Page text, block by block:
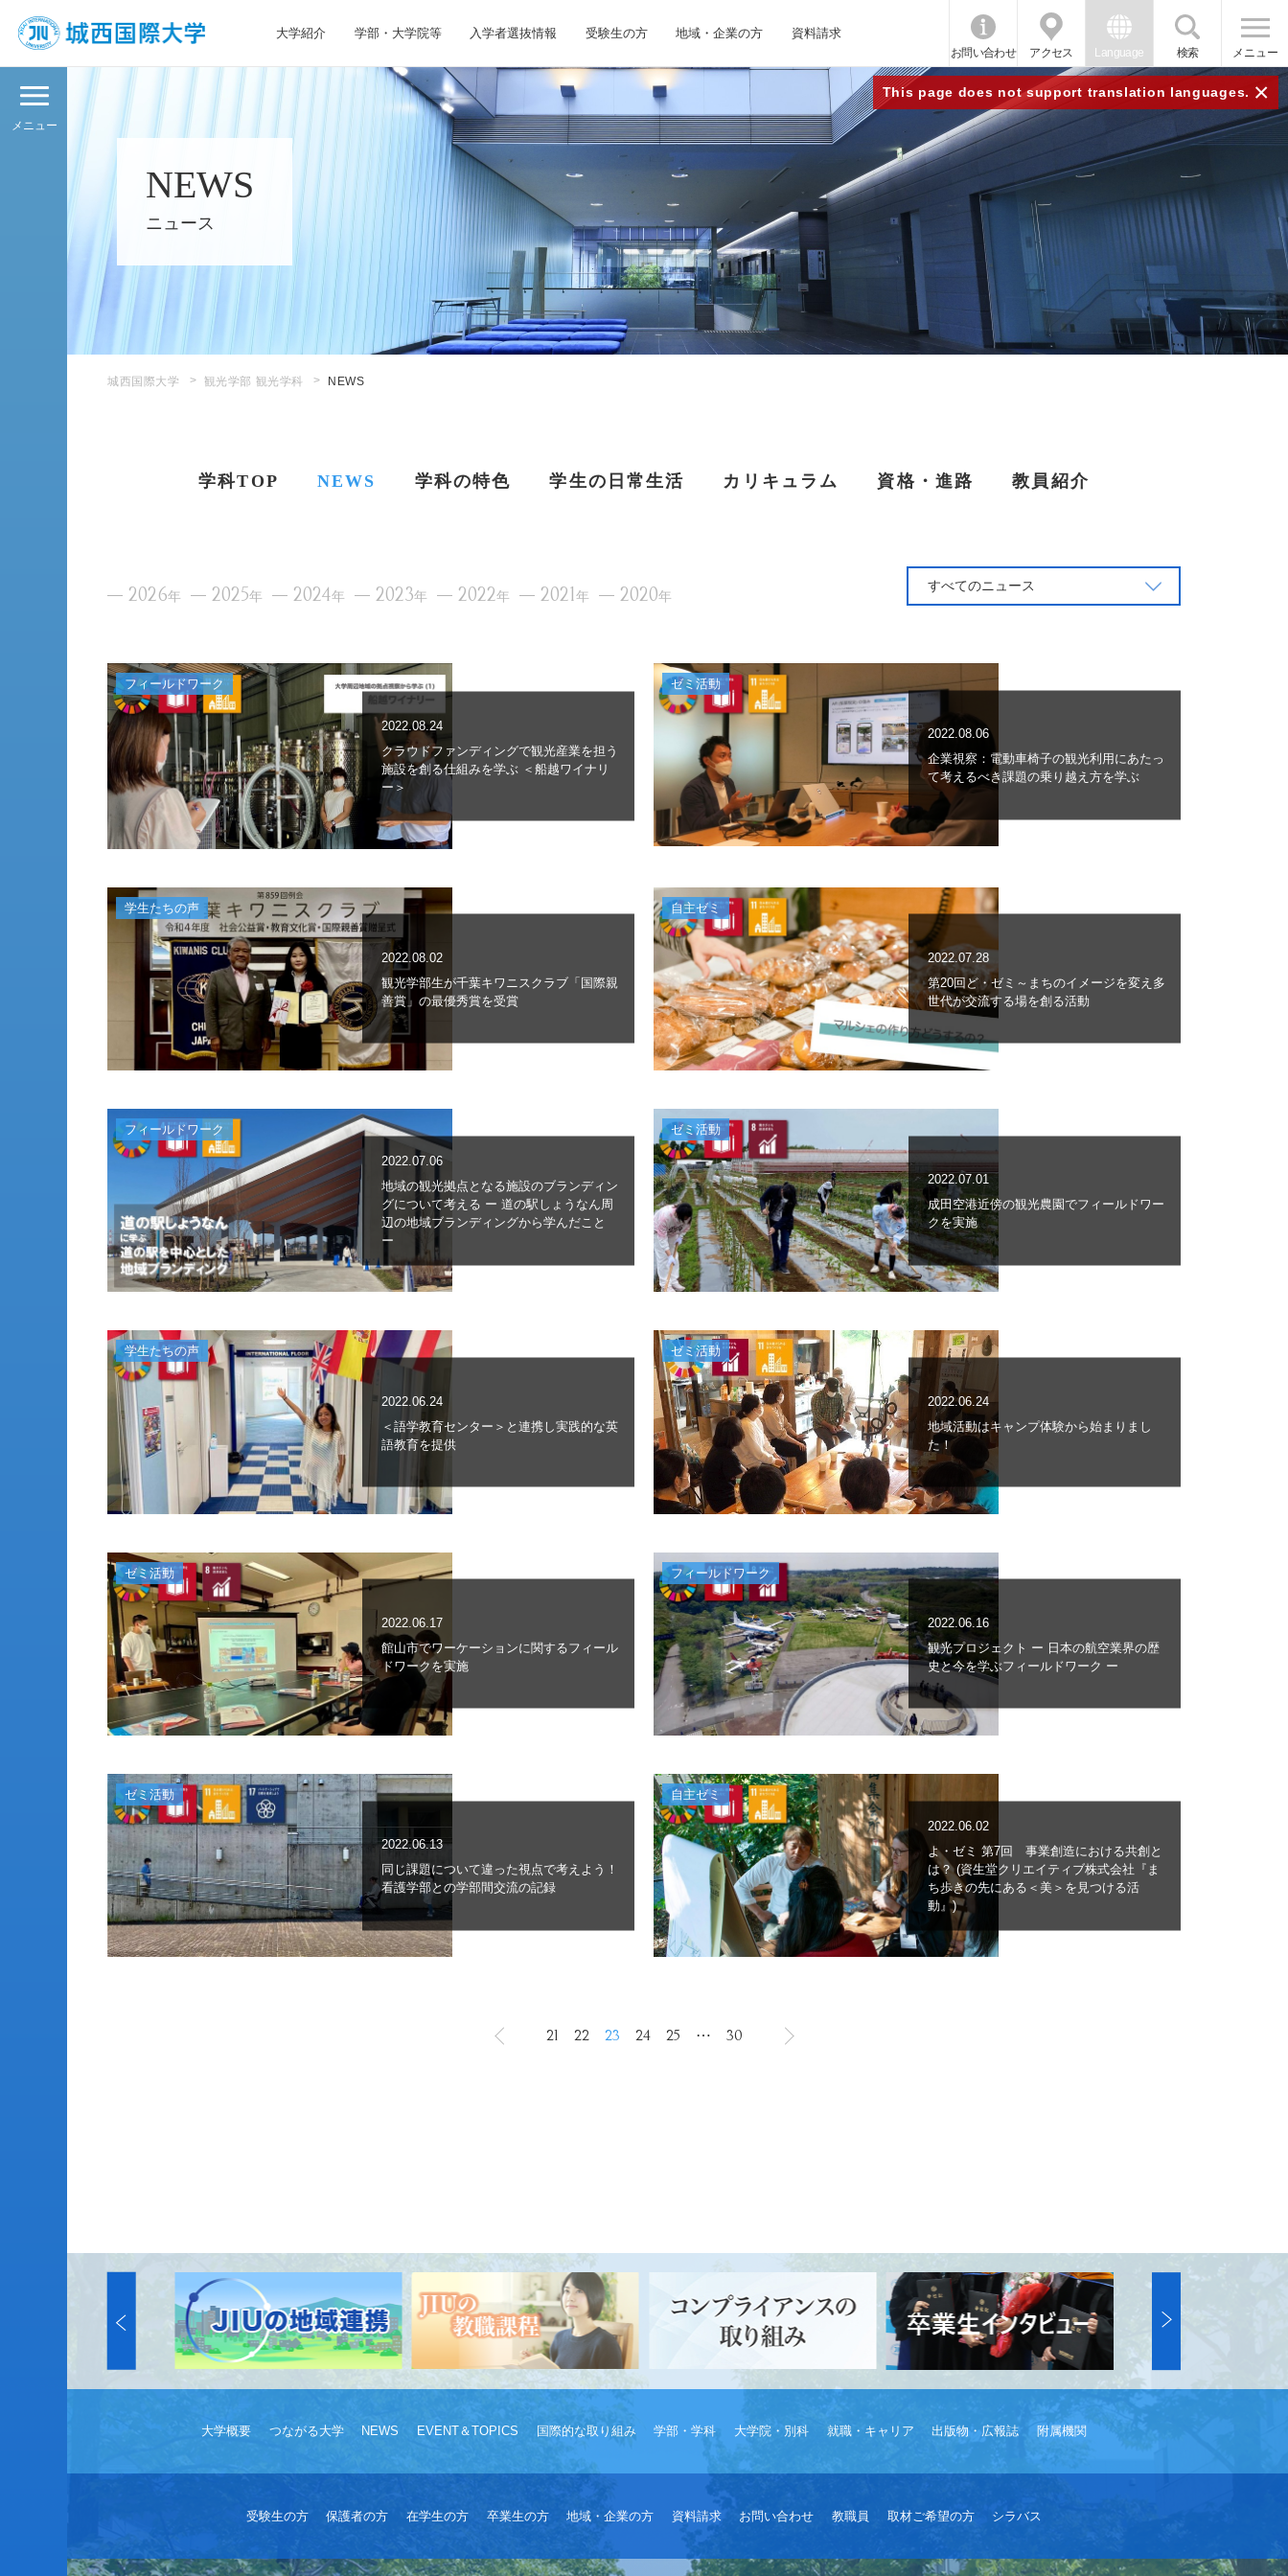
大学紹介 学部・大学院等 入学者選抜情報 受験生の方 地域・企業の方 資料請求
お問い合わせ アクセス Language 検索 メニュー
This page does not support translation languages. ×
メニュー
NEWS
ニュース
城西国際大学 観光学部 観光学科 NEWS
学科TOP NEWS 学科の特色 学生の日常生活 カリキュラム 資格・進路 教員紹介
2026年 2025年 2024年 2023年 2022年 2021年 2020年
すべてのニュース
フィールドワーク
2022.08.24
クラウドファンディングで観光産業を担う
施設を創る仕組みを学ぶ ＜船越ワイナリ
ー＞
ゼミ活動
2022.08.06
企業視察：電動車椅子の観光利用にあたっ
て考えるべき課題の乗り越え方を学ぶ
学生たちの声
2022.08.02
観光学部生が千葉キワニスクラブ「国際親
善賞」の最優秀賞を受賞
自主ゼミ
2022.07.28
第20回ど・ゼミ～まちのイメージを変え多
世代が交流する場を創る活動
フィールドワーク
2022.07.06
地域の観光拠点となる施設のブランディン
グについて考える ー 道の駅しょうなん周
辺の地域ブランディングから学んだこと
ー
ゼミ活動
2022.07.01
成田空港近傍の観光農園でフィールドワー
クを実施
学生たちの声
2022.06.24
＜語学教育センター＞と連携し実践的な英
語教育を提供
ゼミ活動
2022.06.24
地域活動はキャンプ体験から始まりまし
た！
ゼミ活動
2022.06.17
館山市でワーケーションに関するフィール
ドワークを実施
フィールドワーク
2022.06.16
観光プロジェクト ー 日本の航空業界の歴
史と今を学ぶフィールドワーク ー
ゼミ活動
2022.06.13
同じ課題について違った視点で考えよう！
看護学部との学部間交流の記録
自主ゼミ
2022.06.02
よ・ゼミ 第7回 事業創造における共創と
は？ (資生堂クリエイティブ株式会社『ま
ち歩きの先にある＜美＞を見つける活
動』)
21 22 23 24 25 ⋯ 30
大学概要 つながる大学 NEWS EVENT＆TOPICS 国際的な取り組み 学部・学科 大学院・別科 就職・キャリア 出版物・広報誌 附属機関
受験生の方 保護者の方 在学生の方 卒業生の方 地域・企業の方 資料請求 お問い合わせ 教職員 取材ご希望の方 シラバス